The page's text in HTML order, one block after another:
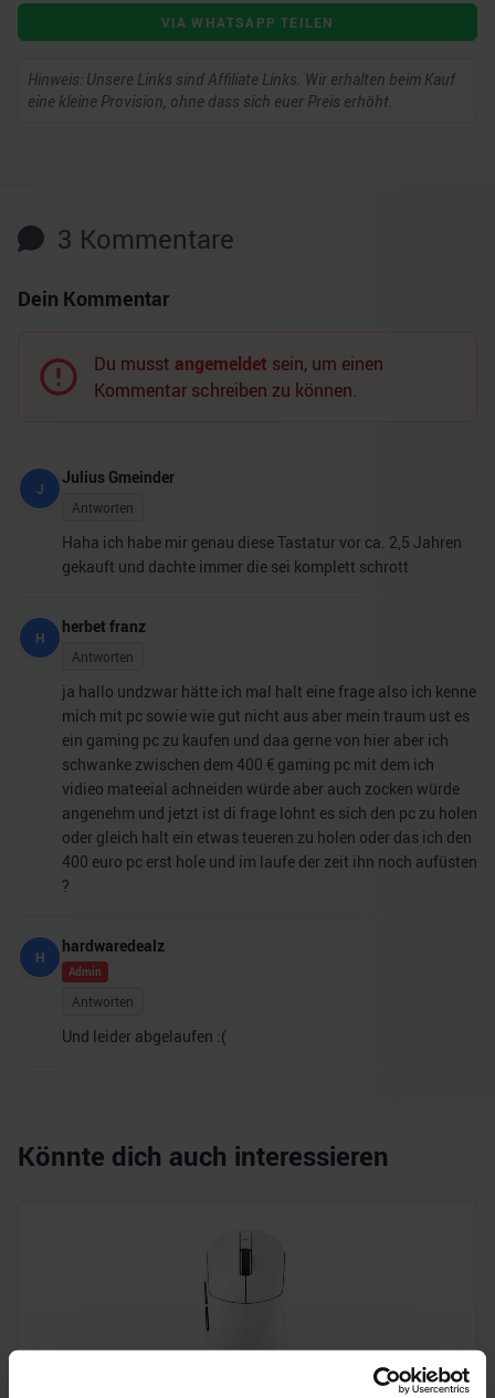
VIA WHATSAPP TEILEN
Hinweis: Unsere Links sind Affiliate Links. Wir erhalten beim Kauf
eine kleine Provision, ohne dass sich euer Preis erhöht.
3 Kommentare
Dein Kommentar
Du musst angemeldet sein, um einen
Kommentar schreiben zu können.
J
Julius Gmeinder
Antworten
Haha ich habe mir genau diese Tastatur vor ca. 2,5 Jahren
gekauft und dachte immer die sei komplett schrott
H
herbet franz
Antworten
ja hallo undzwar hätte ich mal halt eine frage also ich kenne
mich mit pc sowie wie gut nicht aus aber mein traum ust es
ein gaming pc zu kaufen und daa gerne von hier aber ich
schwanke zwischen dem 400 € gaming pc mit dem ich
vidieo mateeial achneiden würde aber auch zocken würde
angenehm und jetzt ist di frage lohnt es sich den pc zu holen
oder gleich halt ein etwas teueren zu holen oder das ich den
400 euro pc erst hole und im laufe der zeit ihn noch aufüsten
?
H
hardwaredealz
Admin
Antworten
Und leider abgelaufen :(
Könnte dich auch interessieren